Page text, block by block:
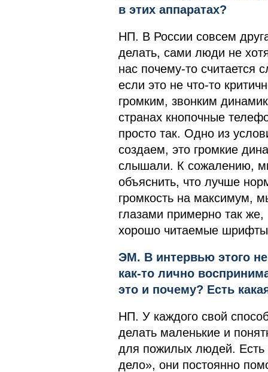
в этих аппаратах?
НП. В России совсем
делать, сами люди не
нас почему-то считается
если это не что-то
громким, звонким
странах кнопочные
просто так. Одно из
создаем, это громкие
слышали. К сожалению,
объяснить, что лучше
громкость на максимум,
глазами примерно так
хорошо читаемые
ЭМ. В интервью этого
как-то лично
это и почему? Есть
НП. У каждого свой
делать маленькие и
для пожилых людей. Есть
дело», они постоянно